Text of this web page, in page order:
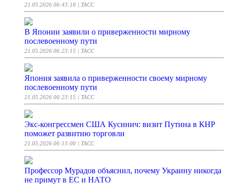
21.05.2026 06:43:10 | ТАСС
В Японии заявили о приверженности мирному
послевоенному пути
21.05.2026 06:23:15 | ТАСС
Япония заявила о приверженности своему мирному
послевоенному пути
21.05.2026 06:23:15 | ТАСС
Экс-конгрессмен США Кусинич: визит Путина в КНР
поможет развитию торговли
21.05.2026 06:13:00 | ТАСС
Профессор Мурадов объяснил, почему Украину никогда
не примут в ЕС и НАТО